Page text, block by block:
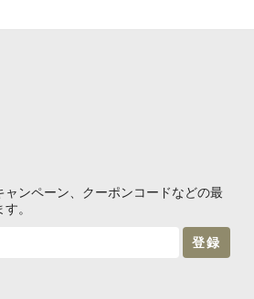
ャンペーン、クーポンコードなどの最
。
登録